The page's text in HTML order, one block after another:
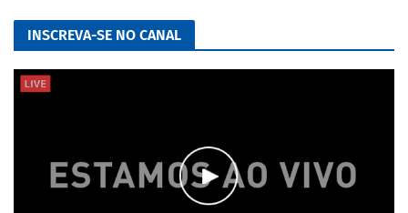
INSCREVA-SE NO CANAL